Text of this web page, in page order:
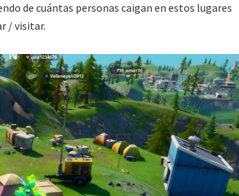
de cuántas personas caigan en estos lugares
/ visitar.